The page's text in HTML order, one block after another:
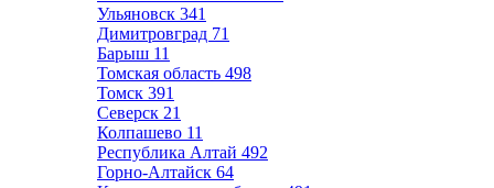
Ульяновск 341
Димитровград 71
Барыш 11
Томская область 498
Томск 391
Северск 21
Колпашево 11
Республика Алтай 492
Горно-Алтайск 64